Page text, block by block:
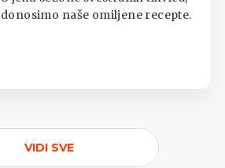
donosimo naše omiljene recepte.
VIDI SVE